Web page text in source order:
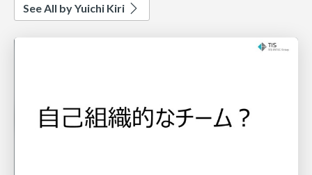
See All by Yuichi Kiri